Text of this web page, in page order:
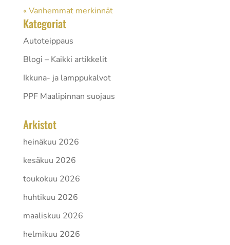
« Vanhemmat merkinnät
Kategoriat
Autoteippaus
Blogi – Kaikki artikkelit
Ikkuna- ja lamppukalvot
PPF Maalipinnan suojaus
Arkistot
heinäkuu 2026
kesäkuu 2026
toukokuu 2026
huhtikuu 2026
maaliskuu 2026
helmikuu 2026